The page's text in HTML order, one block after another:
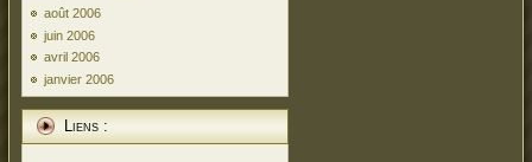
août 2006
juin 2006
avril 2006
janvier 2006
Liens :